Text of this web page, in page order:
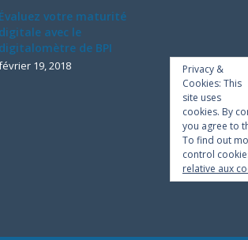
Évaluez votre maturité
digitale avec le
digitalomètre de BPI
19, 2018
Privacy &
Cookies: This
site uses
cookies. By
you agree to
To find out
control
relative aux